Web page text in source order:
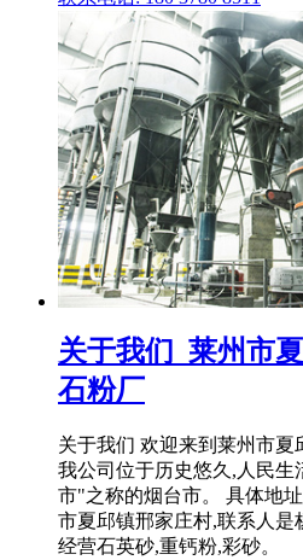
关于我们_莱州市
石粉厂
关于我们 欢迎来到莱州市
我公司位于历史悠久,人民
市"之称的烟台市。 具体地
市夏邱镇邢家庄村,联系人是
经营石英砂,重钙粉,彩砂。